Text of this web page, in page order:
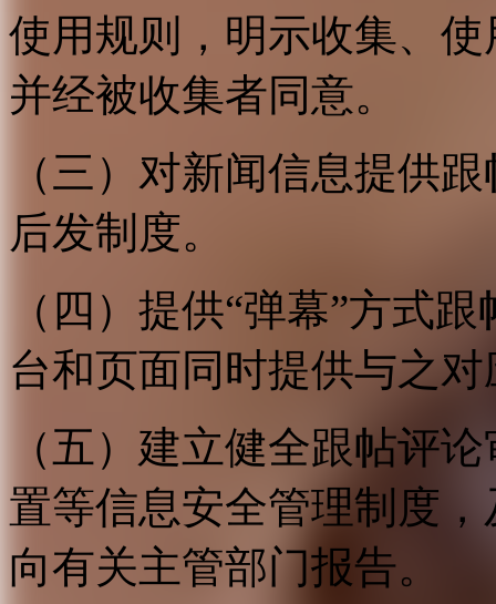
使用规则，明示收集、
并经被收集者同意。
（三）对新闻信息提供
后发制度。
（四）提供“弹幕”方式
台和页面同时提供与之
（五）建立健全跟帖评
置等信息安全管理制度
向有关主管部门报告。